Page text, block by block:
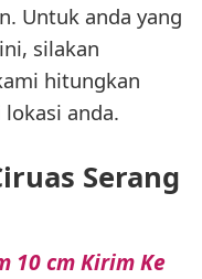
Untuk anda yang
silakan
hitungkan
anda.
Serang
10 cm Kirim Ke